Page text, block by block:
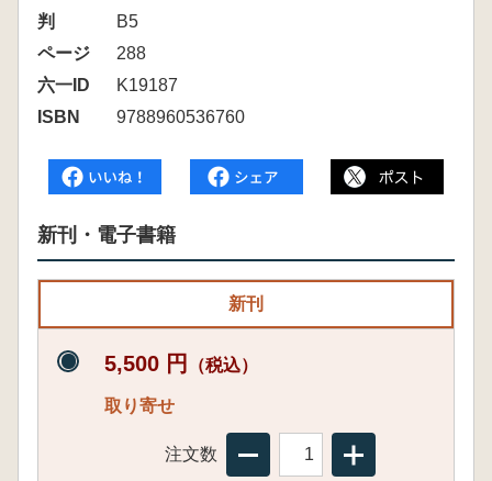
判
B5
ページ
288
六一ID
K19187
ISBN
9788960536760
新刊・電子書籍
新刊
5,500 円 （税込）
取り寄せ
注文数